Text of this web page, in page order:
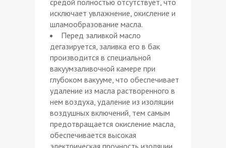
исключает увлажнение, окисление и
шламообразование масла.
Перед заливкой масло
дегазируется, заливка его в бак
производится в специальной
вакуумзаливочной камере при
глубоком вакууме, что обеспечивает
удаление из масла растворенного в
нем воздуха, удаление из изоляции
воздушных включений, тем самым
предотвращается окисление масла,
обеспечивается высокая
электрическая прочность изоляции